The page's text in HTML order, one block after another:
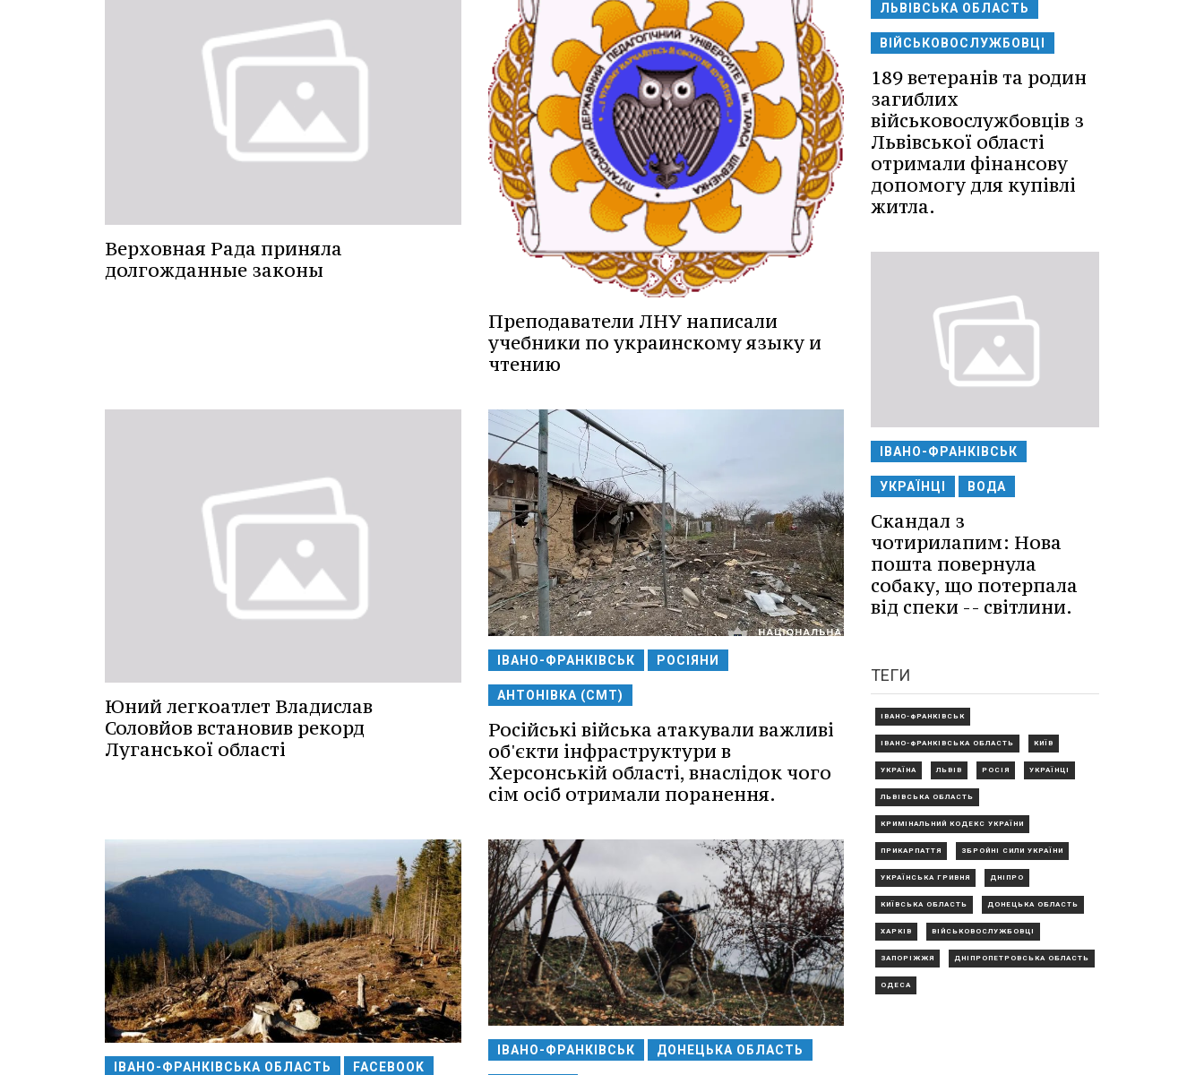
Верховная Рада приняла
долгожданные законы
Преподаватели ЛНУ написали
учебники по украинскому языку и
чтению
Юний легкоатлет Владислав
Соловйов встановив рекорд
Луганської області
ІВАНО-ФРАНКІВСЬК РОСІЯНИ
АНТОНІВКА (СМТ)
Російські війська атакували важливі
об'єкти інфраструктури в
Херсонській області, внаслідок чого
сім осіб отримали поранення.
ІВАНО-ФРАНКІВСЬКА ОБЛАСТЬ FACEBOOK
ІВАНО-ФРАНКІВСЬК ДОНЕЦЬКА ОБЛАСТЬ
ЛЬВІВСЬКА ОБЛАСТЬ
ВІЙСЬКОВОСЛУЖБОВЦІ
189 ветеранів та родин
загиблих
військовослужбовців з
Львівської області
отримали фінансову
допомогу для купівлі
житла.
ІВАНО-ФРАНКІВСЬК
УКРАЇНЦІ ВОДА
Скандал з
чотирилапим: Нова
пошта повернула
собаку, що потерпала
від спеки -- світлини.
ТЕГИ
ІВАНО-ФРАНКІВСЬК
ІВАНО-ФРАНКІВСЬКА ОБЛАСТЬ КИЇВ
УКРАЇНА ЛЬВІВ РОСІЯ УКРАЇНЦІ
ЛЬВІВСЬКА ОБЛАСТЬ
КРИМІНАЛЬНИЙ КОДЕКС УКРАЇНИ
ПРИКАРПАТТЯ ЗБРОЙНІ СИЛИ УКРАЇНИ
УКРАЇНСЬКА ГРИВНЯ ДНІПРО
КИЇВСЬКА ОБЛАСТЬ ДОНЕЦЬКА ОБЛАСТЬ
ХАРКІВ ВІЙСЬКОВОСЛУЖБОВЦІ
ЗАПОРІЖЖЯ ДНІПРОПЕТРОВСЬКА ОБЛАСТЬ
ОДЕСА